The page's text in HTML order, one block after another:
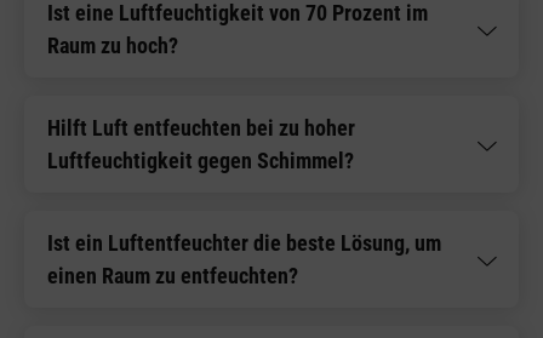
Ist eine Luftfeuchtigkeit von 70 Prozent im
Raum zu hoch?
Hilft Luft entfeuchten bei zu hoher
Luftfeuchtigkeit gegen Schimmel?
Ist ein Luftentfeuchter die beste Lösung, um
einen Raum zu entfeuchten?